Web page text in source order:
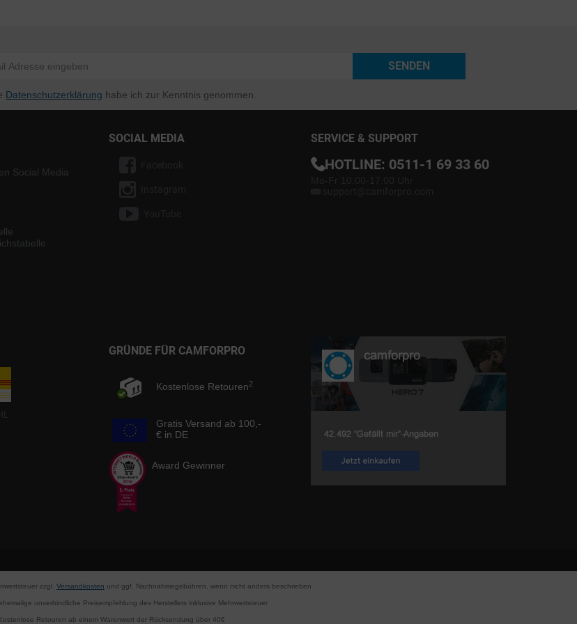
SENDEN
Datenschutzerklärung habe ich zur Kenntnis genommen.
Social Media
SOCIAL MEDIA SERVICE & SUPPORT
HOTLINE: 0511-1 69 33 60
GRÜNDE FÜR CAMFORPRO
Kostenlose Retouren2
Gratis Versand ab 100,-
€ in DE
Award Gewinner
zzgl. Versandkosten und ggf. Nachnahmegebühren, wenn nicht anders beschrieben
unverbindliche Preisempfehlung des Herstellers inklusive Mehrwertsteuer
Retouren ab einem Warenwert der Rücksendung über 40€